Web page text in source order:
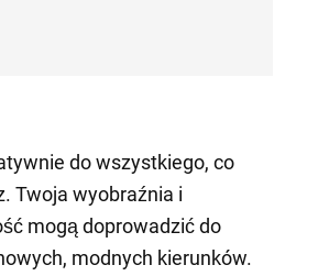
do wszystkiego, co
Twoja wyobraźnia i
mogą doprowadzić do
modnych kierunków.